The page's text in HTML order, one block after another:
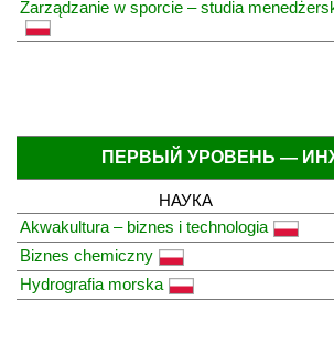
Zarządzanie w sporcie – studia
ПЕРВЫЙ УРОВЕНЬ —
НАУКА
Akwakultura – biznes i technologia
Biznes chemiczny
Hydrografia morska